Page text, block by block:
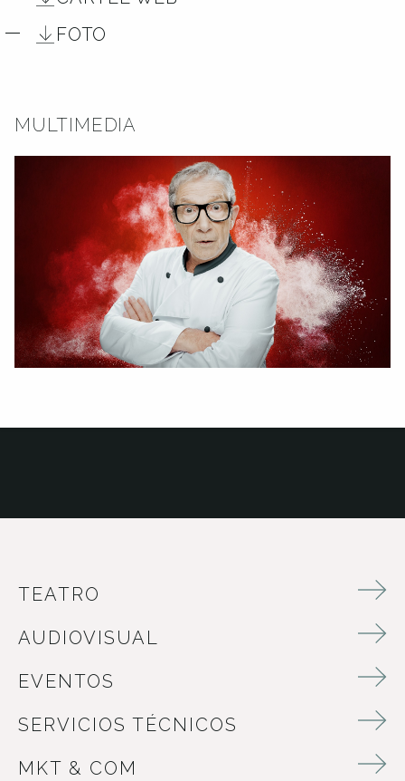
FOTO
MULTIMEDIA
TEATRO
AUDIOVISUAL
EVENTOS
SERVICIOS TÉCNICOS
MKT & COM